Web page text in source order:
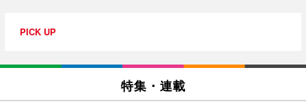
PICK UP
特集・連載